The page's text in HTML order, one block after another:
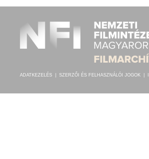
ADATKEZELÉS SZERZŐI ÉS FELHASZNÁLÓI JOGOK